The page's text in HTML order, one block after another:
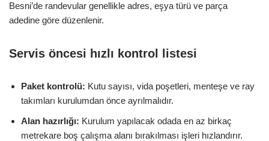
Besni’de randevular genellikle adres, eşya türü ve parça
adedine göre düzenlenir.
Servis öncesi hızlı kontrol listesi
Paket kontrolü: Kutu sayısı, vida poşetleri, menteşe ve ray
takımları kurulumdan önce ayrılmalıdır.
Alan hazırlığı: Kurulum yapılacak odada en az birkaç
metrekare boş çalışma alanı bırakılması işleri hızlandırır.